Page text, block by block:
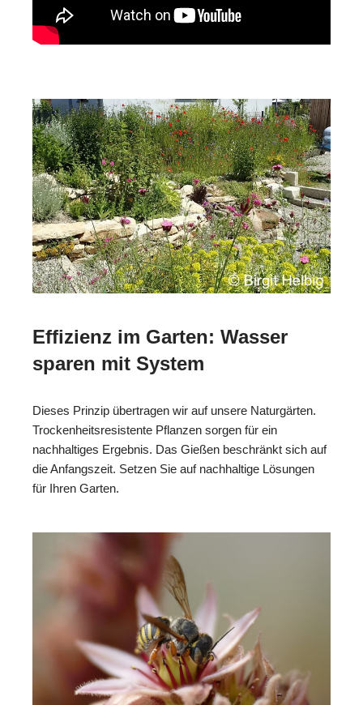
Effizienz im Garten: Wasser
sparen mit System
Dieses Prinzip übertragen wir auf unsere Naturgärten.
Trockenheitsresistente Pflanzen sorgen für ein
nachhaltiges Ergebnis. Das Gießen beschränkt sich auf
die Anfangszeit. Setzen Sie auf nachhaltige Lösungen
für Ihren Garten.